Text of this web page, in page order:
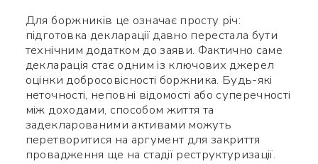
Для боржників це означає просту річ:
підготовка декларації давно перестала бути
технічним додатком до заяви. Фактично саме
декларація стає одним із ключових джерел
оцінки добросовісності боржника. Будь-які
неточності, неповні відомості або суперечності
між доходами, способом життя та
задекларованими активами можуть
перетворитися на аргумент для закриття
провадження ще на стадії реструктуризації.